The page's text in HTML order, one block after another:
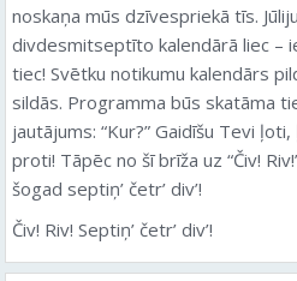
noskaņa mūs dzīvespriekā tīs.
divdesmitseptīto kalendārā liec –
tiec! Svētku notikumu kalendārs
sildās. Programma būs skatāma
jautājums: “Kur?” Gaidīšu Tevi
proti! Tāpēc no šī brīža uz “Čiv!
šogad septiņ’ četr’ div’!
Čiv! Riv! Septiņ’ četr’ div’!